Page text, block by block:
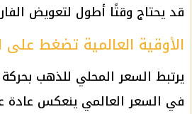
قد يحتاج وقتًا أطول لتعويض
الأوقية العالمية تضغط
يرتبط السعر المحلي للذهب
في السعر العالمي ينعكس عادة